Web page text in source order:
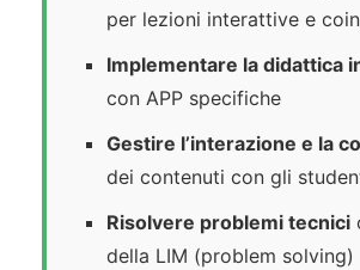
per lezioni interattive e
Implementare la didattica
con APP specifiche
Gestire l’interazione e la
dei contenuti con gli
Risolvere problemi tecnici
della LIM (problem solving)